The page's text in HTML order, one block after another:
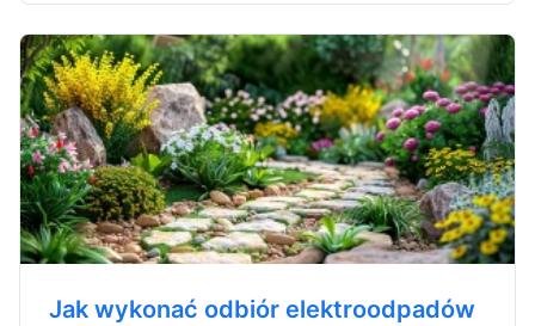
Jak wykonać odbiór elektroodpadów